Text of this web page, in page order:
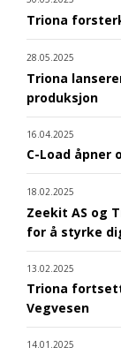
Triona
28.05.2025
Triona
produksjon
16.04.2025
C-Load åpner
18.02.2025
Zeekit AS og
for å styrke
13.02.2025
Triona
Vegvesen
14.01.2025